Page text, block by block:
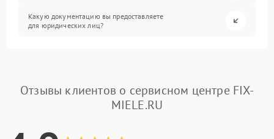
Какую документацию вы предоставляете
для юридических лиц?
Отзывы клиентов о сервисном центре FIX-
MIELE.RU